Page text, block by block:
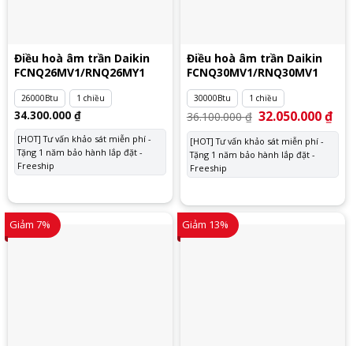
Điều hoà âm trần Daikin
FCNQ26MV1/RNQ26MY1
26000Btu 1 chiều
34.300.000 ₫
[HOT] Tư vấn khảo sát miễn phí -
Tặng 1 năm bảo hành lắp đặt -
Freeship
Điều hoà âm trần Daikin
FCNQ30MV1/RNQ30MV1
30000Btu 1 chiều
36.100.000₫ Giá
gốc
là:
36.100.000 ₫.
32.050.000₫Giá
tại
[HOT] Tư vấn khảo sát miễn phí -
Tặng 1 năm bảo hành lắp đặt -
Freeship
Giảm 7% Giảm 13%